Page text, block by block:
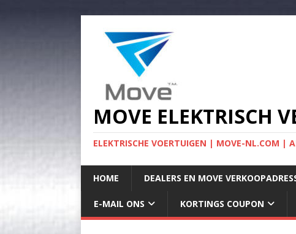
MOVE ELEKTRISCH
ELEKTRISCHE VOERTUIGEN | MOVE-NL.COM |
HOME DEALERS EN MOVE
E-MAIL ONS KORTINGS COUPON